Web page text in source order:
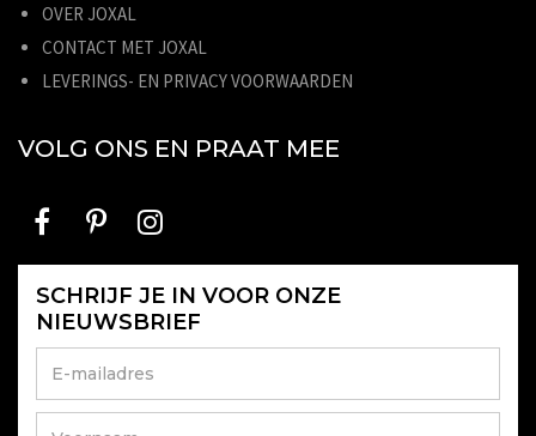
OVER JOXAL
CONTACT MET JOXAL
LEVERINGS- EN PRIVACY VOORWAARDEN
VOLG ONS EN PRAAT MEE
SCHRIJF JE IN VOOR ONZE
NIEUWSBRIEF